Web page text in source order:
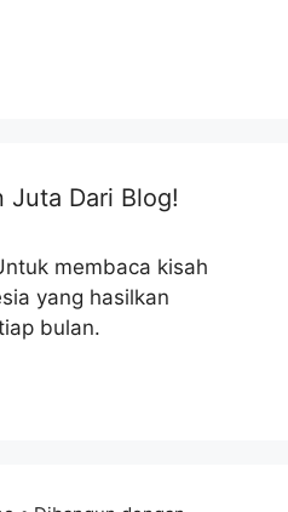
Juta Dari Blog!
membaca kisah
yang hasilkan
bulan.